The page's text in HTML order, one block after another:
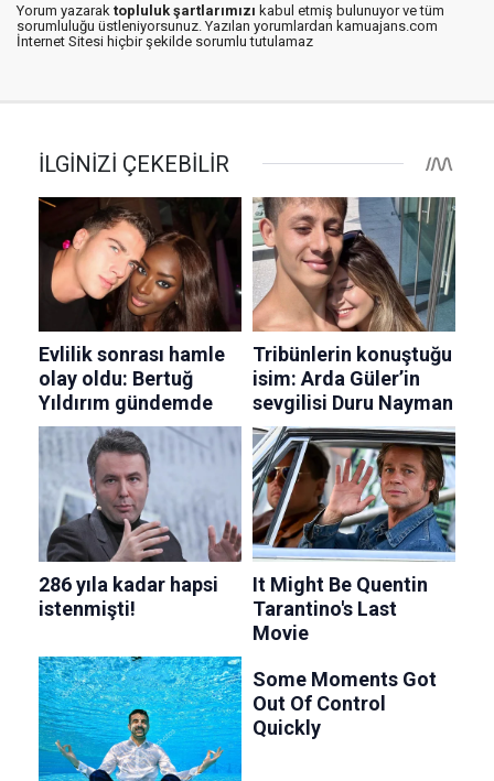
Yorum yazarak topluluk şartlarımızı kabul etmiş bulunuyor ve tüm
sorumluluğu üstleniyorsunuz. Yazılan yorumlardan kamuajans.com
İnternet Sitesi hiçbir şekilde sorumlu tutulamaz